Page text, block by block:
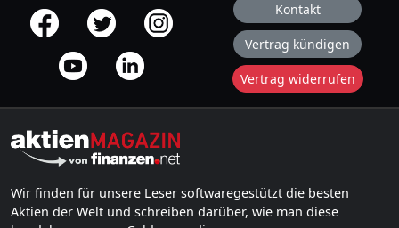
offizielle Social Media-Accounts Kontakt
Vertrag kündigen
Vertrag widerrufen
Wir finden für unsere Leser softwaregestützt die besten
Aktien der Welt und schreiben darüber, wie man diese